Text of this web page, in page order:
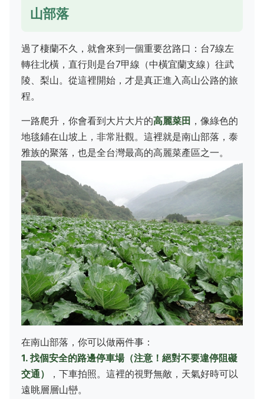
山部落
過了棲蘭不久，就會來到一個重要岔路口：台7線左
轉往北橫，直行則是台7甲線（中橫宜蘭支線）往武
陵、梨山。從這裡開始，才是真正進入高山公路的旅
程。
一路爬升，你會看到大片大片的高麗菜田 ，像綠色的
地毯鋪在山坡上，非常壯觀。這裡就是南山部落，泰
雅族的聚落，也是全台灣最高的高麗菜產區之一。
在南山部落，你可以做兩件事：
1. 找個安全的路邊停車場（注意！絕對不要違停阻礙
交通）
，下車拍照。這裡的視野無敵，天氣好時可以
遠眺層層山巒。